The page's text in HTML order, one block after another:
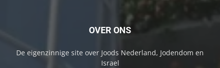
OVER ONS
De eigenzinnige site over Joods Nederland, Jodendom en
Israel